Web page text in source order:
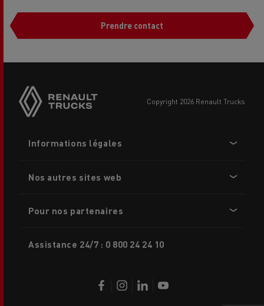
Prendre contact
buttons
copyright 2026 Renault Trucks
menu
Informations légales
Nos autres sites web
Pour nos partenaires
Assistance 24/7 : 0 800 24 24 10